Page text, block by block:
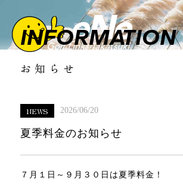
INFORMATION
お知らせ
NEWS 2026/06/20
夏季料金のお知らせ
７月１日～９月３０日は夏季料金！